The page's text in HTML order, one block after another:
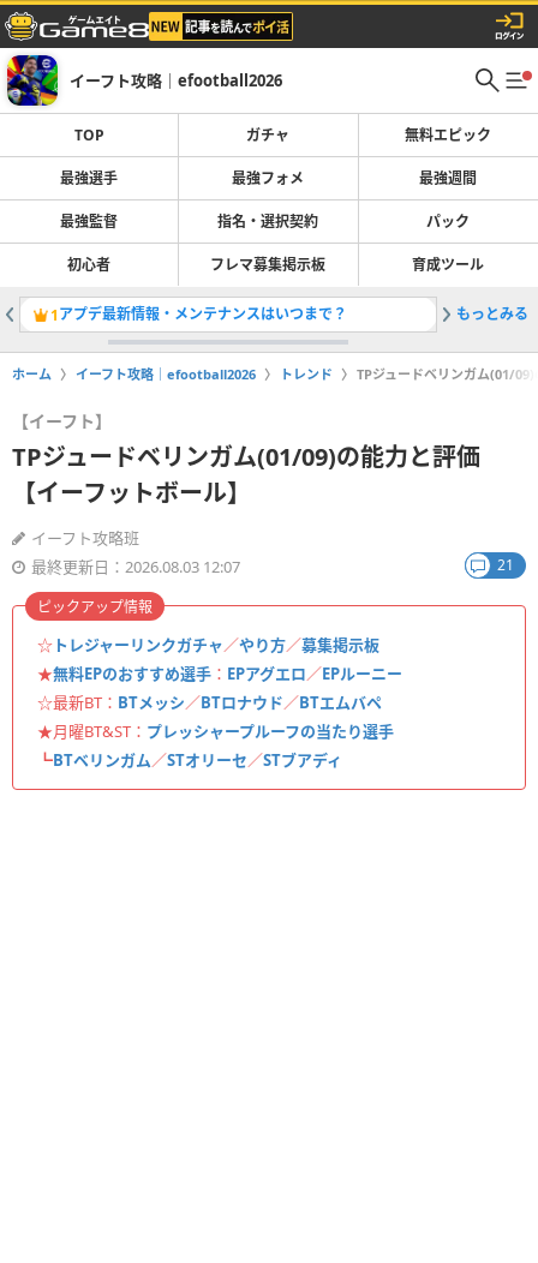
イーフト攻略｜efootball2026
TOP ガチャ 無料エピック
最強選手 最強フォメ 最強週間
最強監督 指名・選択契約 パック
初心者 フレマ募集掲示板 育成ツール
1アプデ最新情報・メンテナンスはいつまで？ 2最強選
もっとみる
ホーム イーフト攻略｜efootball2026 トレンド TPジュードベリンガム(01/
【イーフト】
TPジュードベリンガム(01/09)の能力と評価
【イーフットボール】
イーフト攻略班
最終更新日：2026.08.03 12:07
21
☆ トレジャーリンクガチャ／やり方／募集掲示板
★無料EPのおすすめ選手 ： EPアグエロ／EPルーニー
☆最新BT： BTメッシ／BTロナウド／BTエムバペ
★月曜BT&ST： プレッシャープルーフの当たり選手
┗BTベリンガム／STオリーセ／STブアディ
ピックアップ情報